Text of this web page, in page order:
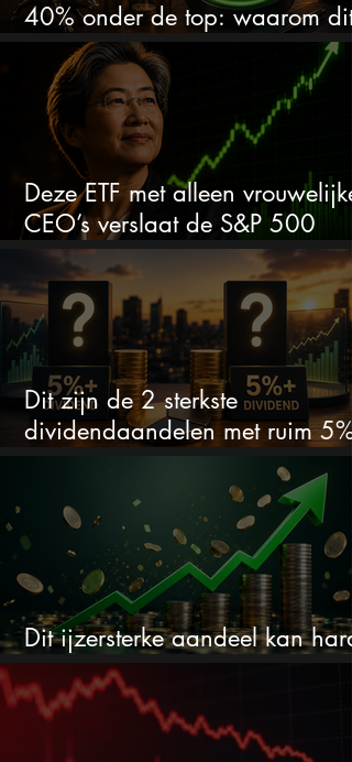
40% onder de top: waarom dit
aandeel weer interessant wordt
Deze ETF met alleen vrouwelijke
CEO’s verslaat de S&P 500
keihard
Dit zijn de 2 sterkste
dividendaandelen met ruim 5%
Dit ijzersterke aandeel kan hard
stijgen maar bijna niemand kijkt